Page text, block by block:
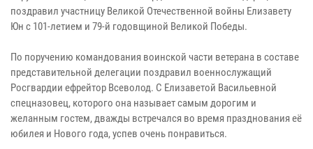
поздравил участницу Великой Отечественной войны Елизавету
Юн с 101-летием и 79-й годовщиной Великой Победы.
По поручению командования воинской части ветерана в составе
представительной делегации поздравил военнослужащий
Росгвардии ефрейтор Всеволод. С Елизаветой Васильевной
спецназовец, которого она называет самым дорогим и
желанным гостем, дважды встречался во время празднования её
юбилея и Нового года, успев очень понравиться.